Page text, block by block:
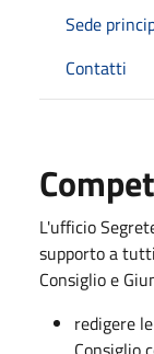
Sede
Contatti
L'ufficio
supporto a
Consiglio e
redigere